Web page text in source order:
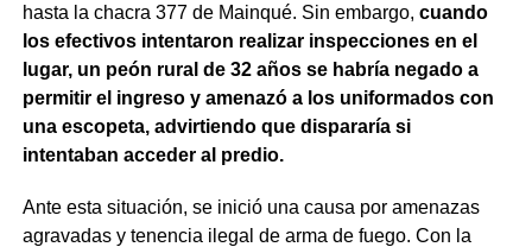
hasta la chacra 377 de Mainqué. Sin embargo, cuando
los efectivos intentaron realizar inspecciones en el
lugar, un peón rural de 32 años se habría negado a
permitir el ingreso y amenazó a los uniformados con
una escopeta, advirtiendo que dispararía si
intentaban acceder al predio.
Ante esta situación, se inició una causa por amenazas
agravadas y tenencia ilegal de arma de fuego. Con la